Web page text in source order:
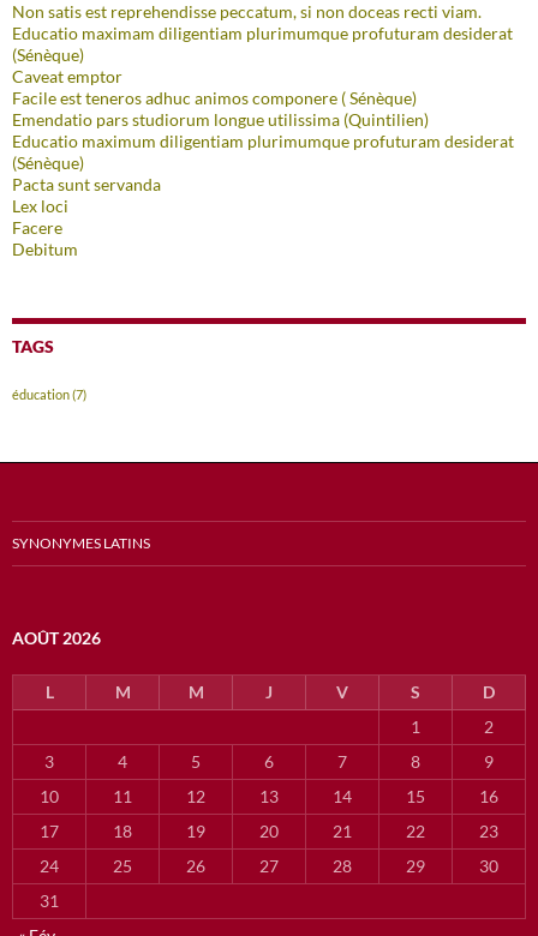
Non satis est reprehendisse peccatum, si non doceas recti viam.
Educatio maximam diligentiam plurimumque profuturam desiderat
(Sénèque)
Caveat emptor
Facile est teneros adhuc animos componere ( Sénèque)
Emendatio pars studiorum longue utilissima (Quintilien)
Educatio maximum diligentiam plurimumque profuturam desiderat
(Sénèque)
Pacta sunt servanda
Lex loci
Facere
Debitum
TAGS
éducation(7)
SYNONYMES LATINS
AOÛT 2026
L M M J V S
D
1
2
3
4 5 6 7 8
9
10
11 12 13 14 15
16
17
18 19 20 21 22
23
24
25 26 27 28 29
30
31